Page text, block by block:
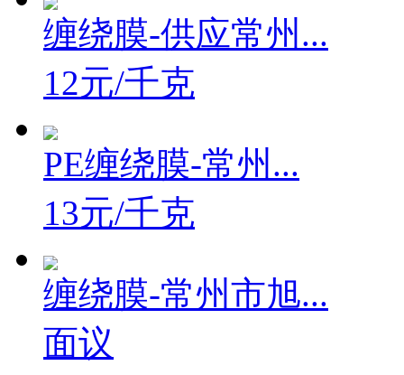
缠绕膜-供应常州...
12元/千克
PE缠绕膜-常州...
13元/千克
缠绕膜-常州市旭...
面议